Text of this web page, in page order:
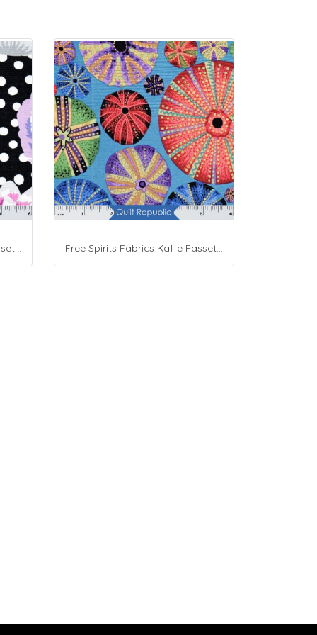
Free Spirits Fabrics Kaffe Fassette Collective Blooms Black Free Spirits Fabrics Kaffe Fassette Collective Urchin Dark